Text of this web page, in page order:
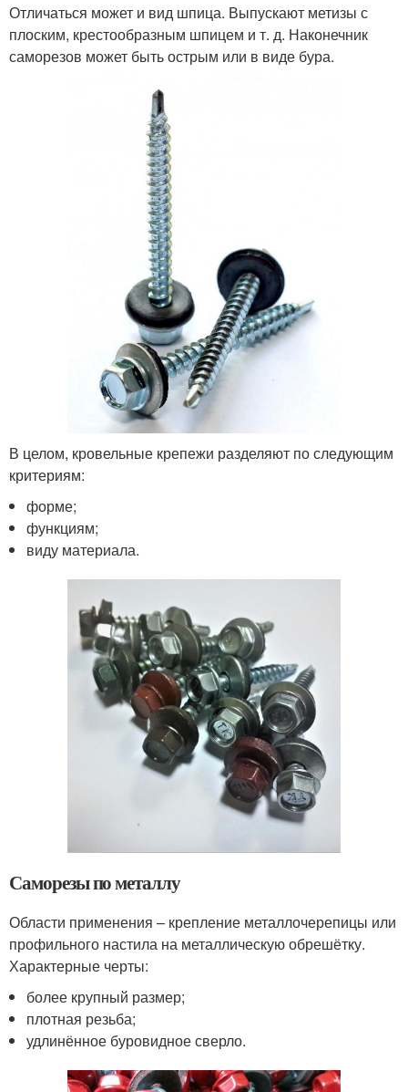
Отличаться может и вид шпица. Выпускают метизы с
плоским, крестообразным шпицем и т. д. Наконечник
саморезов может быть острым или в виде бура.
В целом, кровельные крепежи разделяют по следующим
критериям:
форме;
функциям;
виду материала.
Саморезы по металлу
Области применения – крепление металлочерепицы или
профильного настила на металлическую обрешётку.
Характерные черты:
более крупный размер;
плотная резьба;
удлинённое буровидное сверло.